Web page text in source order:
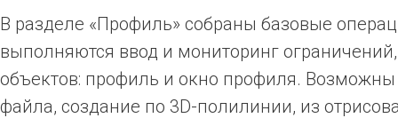
В разделе «Профиль» собраны базовые
выполняются ввод и мониторинг
объектов: профиль и окно профиля.
файла, создание по 3D-полилинии, из